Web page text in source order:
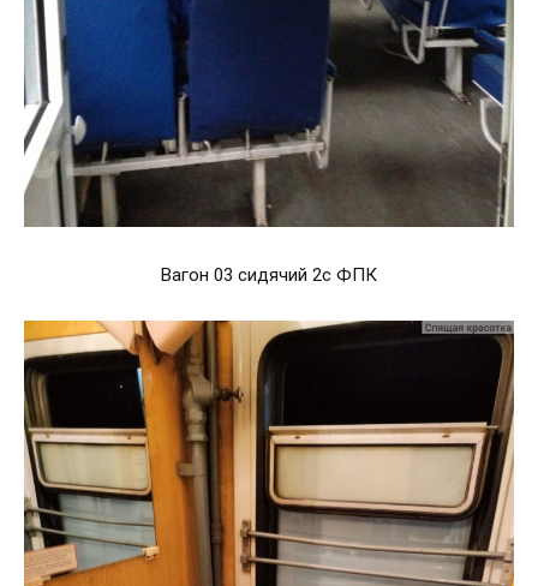
Вагон 03 сидячий 2с ФПК